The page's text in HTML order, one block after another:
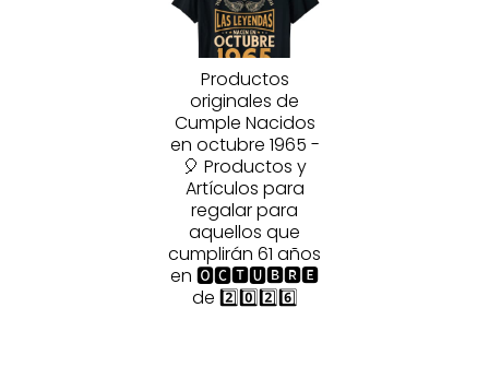
Productos
originales de
Cumple Nacidos
en octubre 1965 -
🎈 Productos y
Artículos para
regalar para
aquellos que
cumplirán 61 años
en 🅾🅲🆃🆄🅱🆁🅴
de 2️⃣0️⃣2️⃣6️⃣